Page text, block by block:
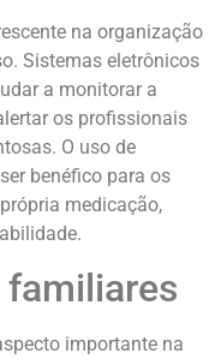
na organização
Sistemas eletrônicos
a monitorar a
os profissionais
O uso de
benéfico para os
medicação,
importante na